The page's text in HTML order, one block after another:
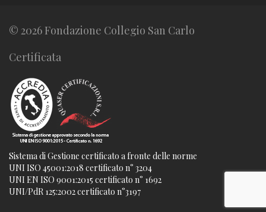
© 2026 Fondazione Collegio San Carlo
Certificata
Sistema di Gestione certificato a fronte delle norme
UNI ISO 45001:2018 certificato n° 3204
UNI EN ISO 9001:2015 certificato n° 1692
UNI/PdR 125:2002 certificato n°3197